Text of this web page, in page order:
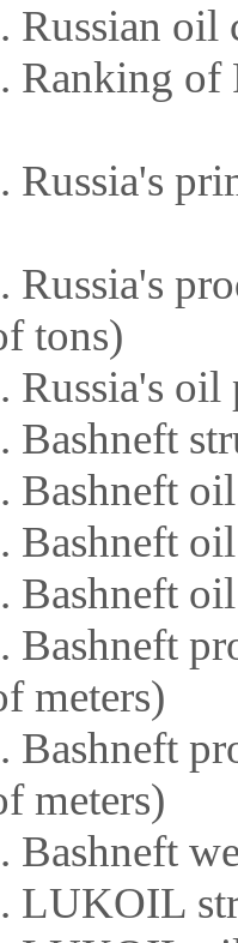
Russian
Ranking of
Russia's
Russia's
tons)
Russia's
Bashneft
Bashneft
Bashneft
Bashneft
Bashneft
meters)
Bashneft
meters)
Bashneft
LUKOIL